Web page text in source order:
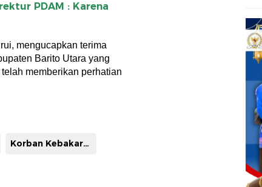
PDAM : Karena
mengucapkan terima
Barito Utara yang
memberikan perhatian
Korban Kebakaran